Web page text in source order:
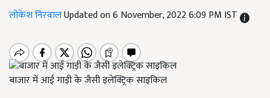
लोकेश निरवालUpdated on 6 November, 2022 6:09 PM IST
बाजार में आई गाड़ी के जैसी इलेक्ट्रिक साइकिल